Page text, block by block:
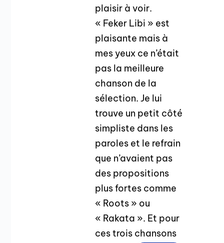
plaisir à voir.
« Feker Libi » est
plaisante mais à
mes yeux ce n’était
pas la meilleure
chanson de la
sélection. Je lui
trouve un petit côté
simpliste dans les
paroles et le refrain
que n’avaient pas
des propositions
plus fortes comme
« Roots » ou
« Rakata ». Et pour
ces trois chansons